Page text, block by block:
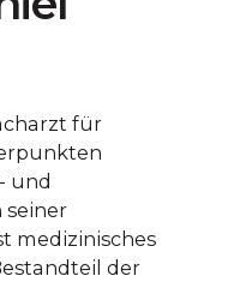
für
und
seiner
medizinisches
der